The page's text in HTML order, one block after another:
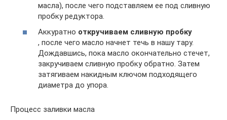
масла), после чего подставляем ее под сливную
пробку редуктора.
Аккуратно откручиваем сливную пробку
, после чего масло начнет течь в нашу тару.
Дождавшись, пока масло окончательно стечет,
закручиваем сливную пробку обратно. Затем
затягиваем накидным ключом подходящего
диаметра до упора.
Процесс заливки масла